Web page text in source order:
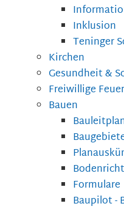
Inklusion
Teninger
Kirchen
Gesundheit &
Freiwillige
Bauen
Formulare
Baupilot -